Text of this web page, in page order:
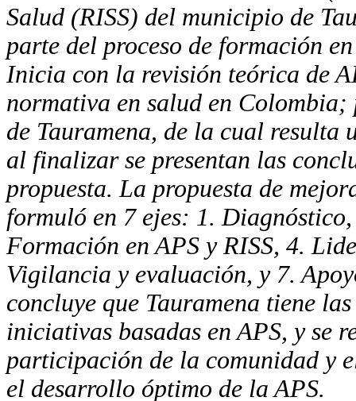
Salud (RISS) del municipio de
parte del proceso de formación
Inicia con la revisión teórica de
normativa en salud en
de Tauramena, de la cual resulta
al finalizar se presentan las
propuesta. La propuesta de
formuló en 7 ejes: 1.
Formación enAPS y RISS, 4.
Vigilancia y evaluación, y 7.
concluye que Tauramena tiene
iniciativas basadas enAPS, y se
participación de la comunidad y
el desarrollo óptimo de laAPS.